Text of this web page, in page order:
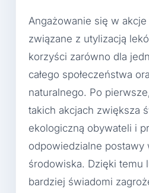
Angażowanie się w
związane z utylizacją
korzyści zarówno dla
całego społeczeństwa
naturalnego. Po
takich akcjach zwiększa
ekologiczną obywateli i
odpowiedzialne postawy
środowiska. Dzięki temu
bardziej świadomi